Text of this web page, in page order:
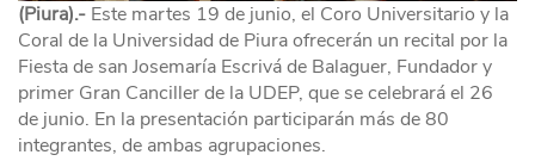
(Piura).- Este martes 19 de junio, el Coro Universitario y la
Coral de la Universidad de Piura ofrecerán un recital por la
Fiesta de san Josemaría Escrivá de Balaguer, Fundador y
primer Gran Canciller de la UDEP, que se celebrará el 26
de junio. En la presentación participarán más de 80
integrantes, de ambas agrupaciones.